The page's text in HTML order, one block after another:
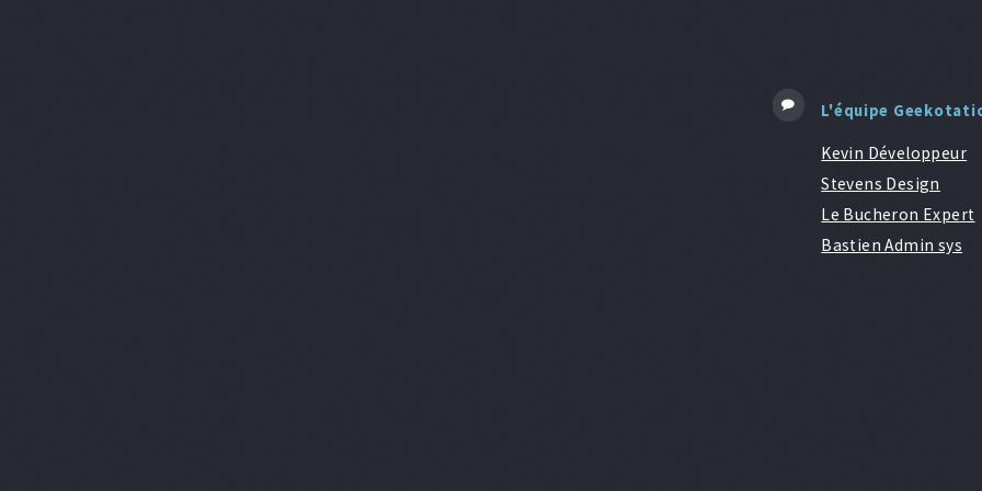
L'équipe
Kevin Développeur
Stevens Design
Le Bucheron Expert
Bastien Admin sys